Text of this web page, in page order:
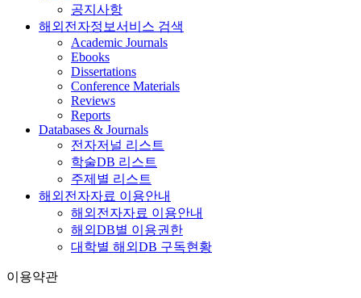
공지사항
해외전자정보서비스 검색
Academic Journals
Ebooks
Dissertations
Conference Materials
Reviews
Reports
Databases & Journals
전자저널 리스트
학술DB 리스트
주제별 리스트
해외전자자료 이용안내
해외전자자료 이용안내
해외DB별 이용권한
대학별 해외DB 구독현황
이용약관